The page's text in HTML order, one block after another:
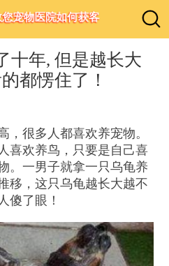
宠物医院如何获客
十年, 但是越长大
都愣住了！
，很多人都喜欢养宠物。
喜欢养鸟，只要是自己喜
。一男子就拿一只乌龟养
移，这只乌龟越长大越不
傻了眼！